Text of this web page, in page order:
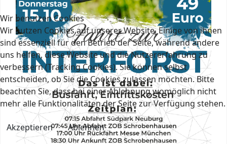
Wir benutzen Cookies
Wir nutzen Cookies auf unserer Website. Einige von ihnen
sind essenziell für den Betrieb der Seite, während andere
uns helfen, diese Website und die Nutzererfahrung zu
verbessern (Tracking Cookies). Sie können selbst
entscheiden, ob Sie die Cookies zulassen möchten. Bitte
beachten Sie, dass bei einer Ablehnung womöglich nicht
mehr alle Funktionalitäten der Seite zur Verfügung stehen.
Akzeptieren Ablehnen